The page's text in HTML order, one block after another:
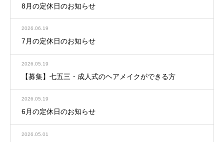
8月の定休日のお知らせ
2026.06.19
7月の定休日のお知らせ
2026.05.19
【募集】七五三・成人式のヘアメイクができる方
2026.05.19
6月の定休日のお知らせ
2026.05.01